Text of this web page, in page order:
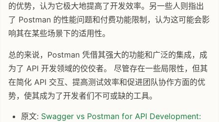
的优势，认为它极大地提高了开发效率。另一些人则指出
了 Postman 的性能问题和付费功能限制，认为这可能会影
响其在某些场景下的适用性。
总的来说，Postman 凭借其强大的功能和广泛的集成，成
为了 API 开发领域的佼佼者。 尽管存在一些局限性，但其
在简化 API 交互、提高测试效率和促进团队协作方面的优
势，使其成为了开发者们不可或缺的工具。
原文: Swagger vs Postman for API Development: